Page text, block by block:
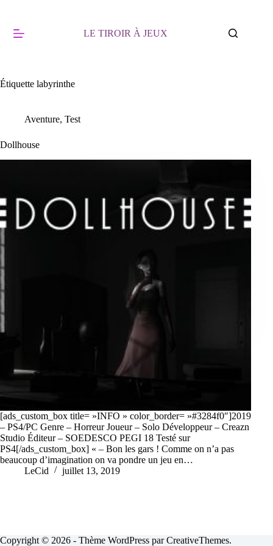
LE TIROIR À JEUX
Étiquette labyrinthe
Aventure, Test
Dollhouse
[ads_custom_box title= »INFO » color_border= »#3284f0″]2019
– PS4/PC Genre – Horreur Joueur – Solo Développeur – Creazn
Studio Éditeur – SOEDESCO PEGI 18 Testé sur
PS4[/ads_custom_box] « – Bon les gars ! Comme on n’a pas
beaucoup d’imagination on va pondre un jeu en…
LeCid
juillet 13, 2019
Copyright © 2026 - Thème WordPress parCreativeThemes.